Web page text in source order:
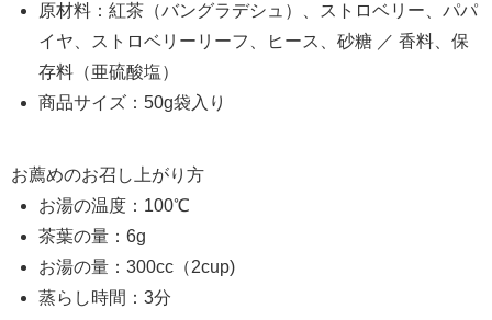
原材料：紅茶（バングラデシュ）、ストロベリー、パパ
イヤ、ストロベリーリーフ、ヒース、砂糖 ／ 香料、保
存料（亜硫酸塩）
商品サイズ：50g袋入り
お薦めのお召し上がり方
お湯の温度：100℃
茶葉の量：6g
お湯の量：300cc（2cup)
蒸らし時間：3分